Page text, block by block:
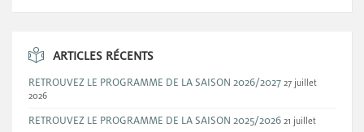
ARTICLES RÉCENTS
RETROUVEZ LE PROGRAMME DE LA SAISON 2026/2027 27 juillet
2026
RETROUVEZ LE PROGRAMME DE LA SAISON 2025/2026 21 juillet